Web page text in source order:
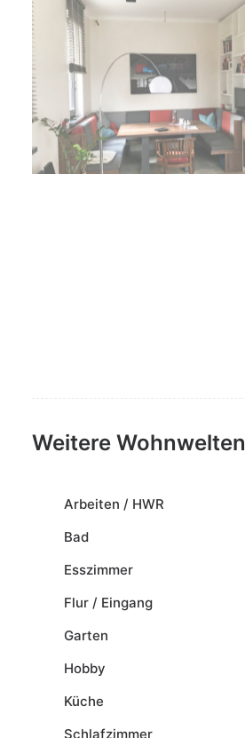
Weitere Wohnwelten
Arbeiten / HWR
Bad
Esszimmer
Flur / Eingang
Garten
Hobby
Küche
Schlafzimmer